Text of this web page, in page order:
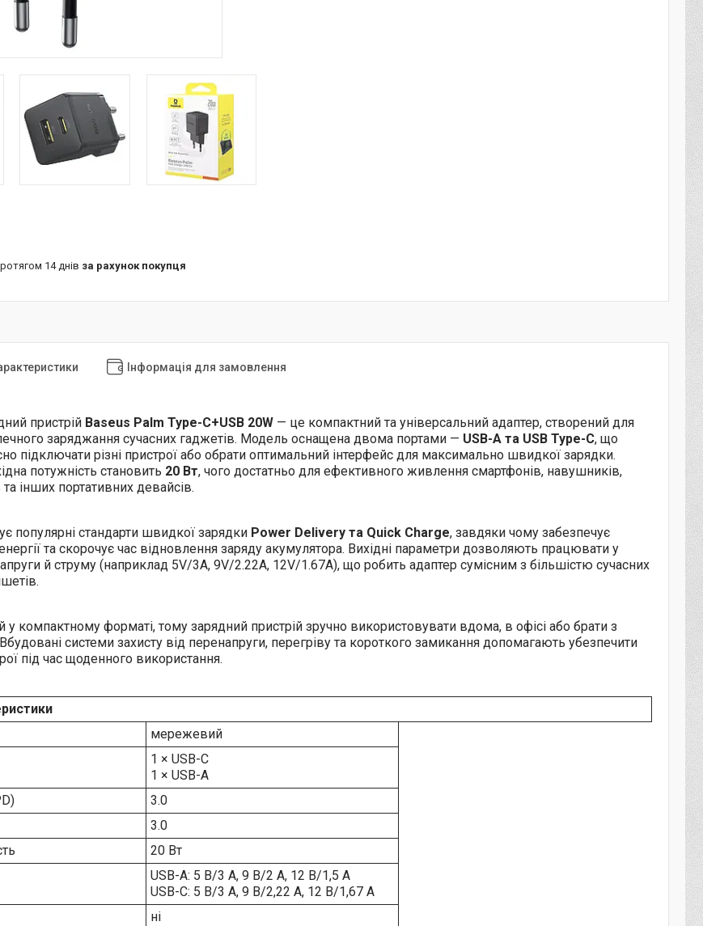
14 днів за рахунок покупця
Інформація для замовлення
пристрій Baseus Palm Type-C+USB 20W — це компактний та універсальний адаптер, створений для
заряджання сучасних гаджетів. Модель оснащена двома портами — USB-A та USB Type-C, що
підключати різні пристрої або обрати оптимальний інтерфейс для максимально швидкої зарядки.
потужність становить 20 Вт, чого достатньо для ефективного живлення смартфонів, навушників,
інших портативних девайсів.
популярні стандарти швидкої зарядки Power Delivery та Quick Charge, завдяки чому забезпечує
та скорочує час відновлення заряду акумулятора. Вихідні параметри дозволяють працювати у
й струму (наприклад 5V/3A, 9V/2.22A, 12V/1.67A), що робить адаптер сумісним з більшістю сучасних
у компактному форматі, тому зарядний пристрій зручно використовувати вдома, в офісі або брати з
системи захисту від перенапруги, перегріву та короткого замикання допомагають убезпечити
під час щоденного використання.
мережевий
1 × USB-C
1 × USB-A
3.0
3.0
20 Вт
USB-A: 5 В/3 A, 9 В/2 A, 12 В/1,5 A
USB-C: 5 В/3 A, 9 В/2,22 A, 12 В/1,67 A
ні